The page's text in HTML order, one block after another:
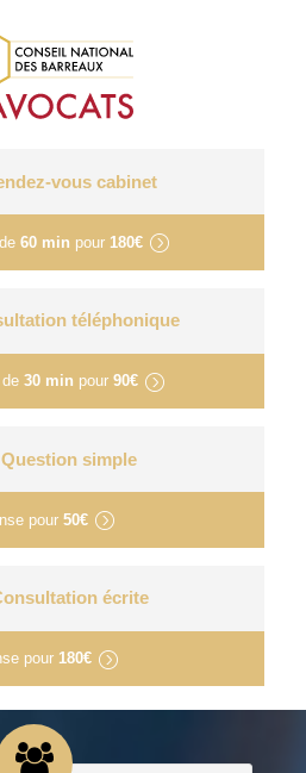
vous cabinet
60 min pour 180€
téléphonique
30 min pour 90€
Question simple
pour 50€
écrite
pour 180€